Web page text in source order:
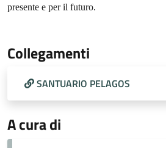
presente e per il futuro.
Collegamenti
SANTUARIO PELAGOS
A cura di